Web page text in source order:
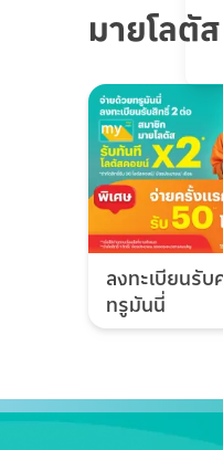
มายโลตัส
ลงทะเบียนรั
ทรูมันนี่